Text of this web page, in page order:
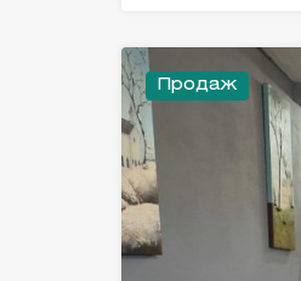
Продаж